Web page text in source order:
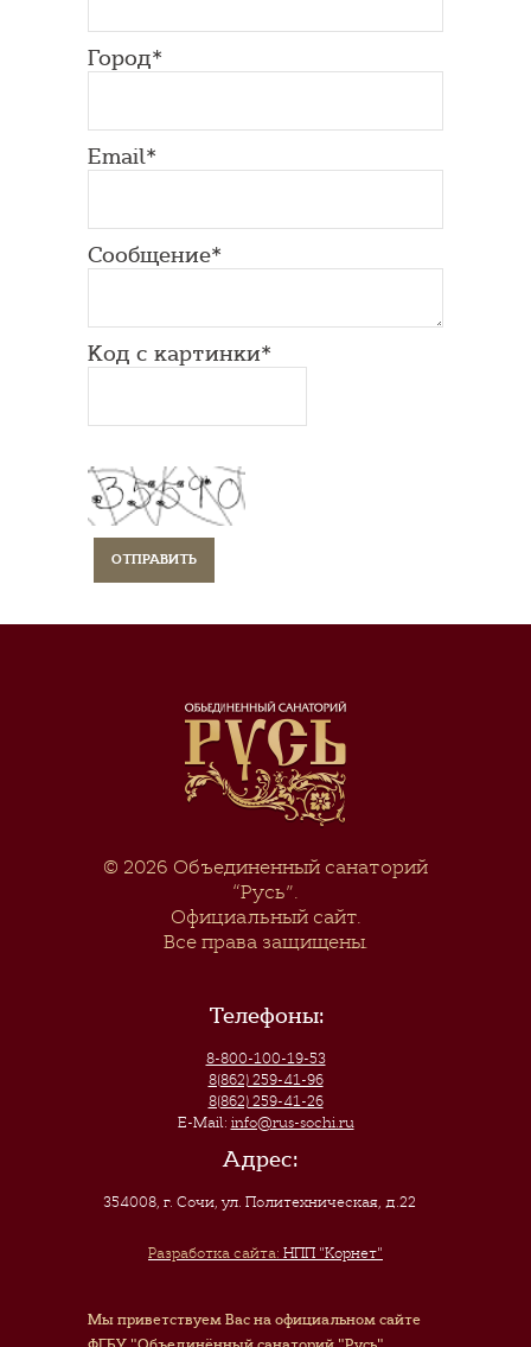
Город*
Email*
Сообщение*
Код с картинки*
© 2026 Объединенный санаторий
“Русь”.
Официальный сайт.
Все права защищены.
Телефоны:
8-800-100-19-53
8(862) 259-41-96
8(862) 259-41-26
E-Mail: info@rus-sochi.ru
Адрес:
354008, г. Сочи,ул. Политехническая, д.22
Разработка сайта: НПП "Корнет"
Мы приветствуем Вас на официальном сайте